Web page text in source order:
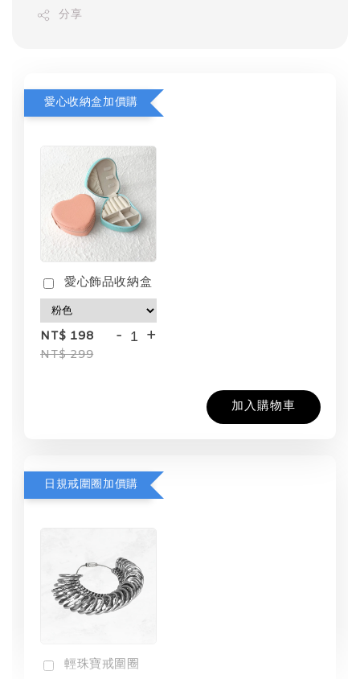
分享
愛心收納盒加價購
愛心飾品收納盒
NT$ 198
NT$ 299
- +
加入購物車
日規戒圍圈加價購
輕珠寶戒圍圈